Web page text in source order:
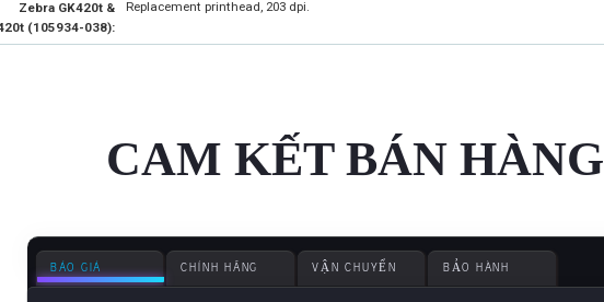
Zebra GK420t &
(105934-038):
Replacement printhead, 203 dpi.
CAM KẾT BÁN HÀNG
BÁO GIÁ CHÍNH HÃNG VẬN CHUYỂN BẢO HÀNH